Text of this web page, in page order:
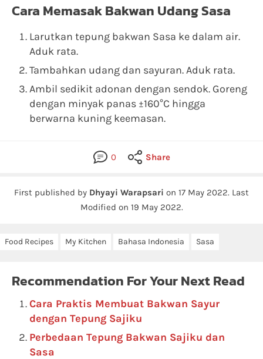
Cara Memasak Bakwan Udang Sasa
Larutkan tepung bakwan Sasa ke dalam air.
Aduk rata.
Tambahkan udang dan sayuran. Aduk rata.
Ambil sedikit adonan dengan sendok. Goreng
dengan minyak panas ±160°C hingga
berwarna kuning keemasan.
0 Share
First published by Dhyayi Warapsari on 17 May 2022. Last
Modified on 19 May 2022.
Food Recipes My Kitchen Bahasa Indonesia Sasa
Recommendation For Your Next Read
Cara Praktis Membuat Bakwan Sayur
dengan Tepung Sajiku
Perbedaan Tepung Bakwan Sajiku dan
Sasa